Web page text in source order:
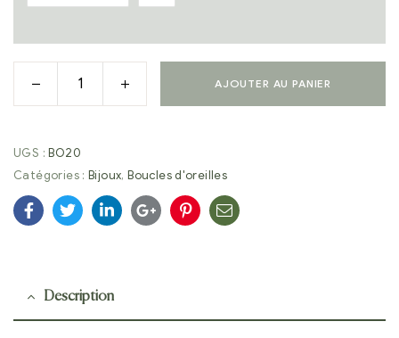
AJOUTER AU PANIER
UGS :BO20
Catégories :Bijoux,Boucles d'oreilles
Facebook
TwitterLinkedinGoogle+Pinterest
E-
Description